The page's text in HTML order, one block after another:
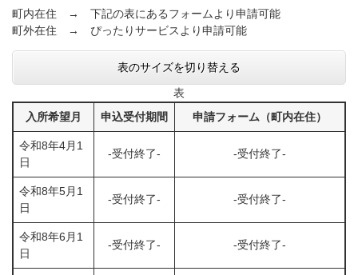
町内在住 → 下記の表にあるフォームより申請可能
町外在住 → ぴったりサービスより申請可能
表のサイズを切り替える
表
入所希望月
申込受付期間 申請フォーム（町内在住）
令和8年4月1
日
-受付終了- -受付終了-
令和8年5月1
日
​-受付終了- ​-受付終了-
令和8年6月1
日
​-受付終了- ​-受付終了-